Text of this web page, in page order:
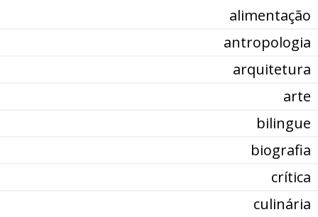
alimentação
antropologia
arquitetura
arte
bilingue
biografia
crítica
culinária